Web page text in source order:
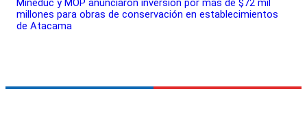
Mineduc y MOP anunciaron inversión por más de $72 mil
millones para obras de conservación en establecimientos
de Atacama